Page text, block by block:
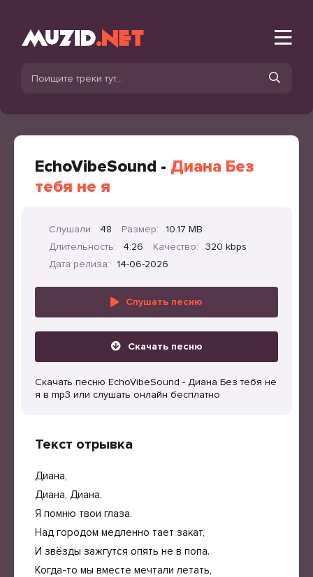
EchoVibeSound - Диана Без
тебя не я
Слушали: 48 Размер:
10.17 MB
Длительность:
4:26 Качество:
320 kbps
Дата релиза:
14-06-2026
Слушать песню
Скачать песню
Скачать песню EchoVibeSound - Диана Без тебя не
я в mp3 или слушать онлайн бесплатно
Текст отрывка
Диана,
Диана, Диана.
Я помню твои глаза.
Над городом медленно тает закат,
И звёзды зажгутся опять не в попа.
Когда-то мы вместе мечтали летать,